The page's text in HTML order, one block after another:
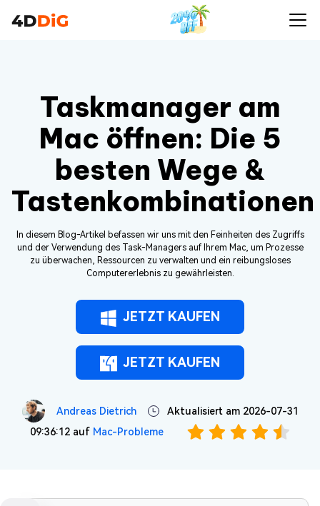
Taskmanager am
Mac öffnen: Die 5
besten Wege &
Tastenkombinationen
In diesem Blog-Artikel befassen wir uns mit den Feinheiten des Zugriffs
und der Verwendung des Task-Managers auf Ihrem Mac, um Prozesse
zu überwachen, Ressourcen zu verwalten und ein reibungsloses
Computererlebnis zu gewährleisten.
JETZT KAUFEN
JETZT KAUFEN
Andreas Dietrich
Aktualisiert am 2026-07-31
09:36:12 auf Mac-Probleme